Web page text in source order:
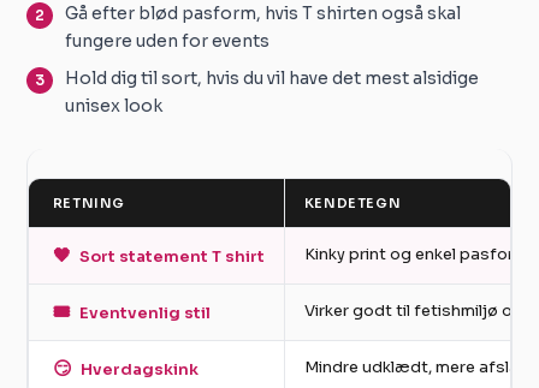
Gå efter blød pasform, hvis T shirten også skal
fungere uden for events
Hold dig til sort, hvis du vil have det mest alsidige
unisex look
RETNING KENDETEGN
🖤 Sort statement T shirt Kinky print og enkel pasform
🎟️ Eventvenlig stil Virker godt til fetishmiljø og
😏 Hverdagskink Mindre udklædt, mere